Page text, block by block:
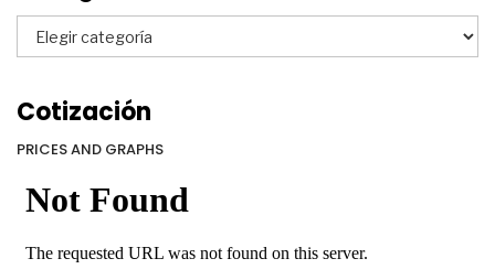
Categorías
Cotización
PRICES AND GRAPHS